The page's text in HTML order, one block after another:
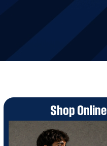
Shop Online